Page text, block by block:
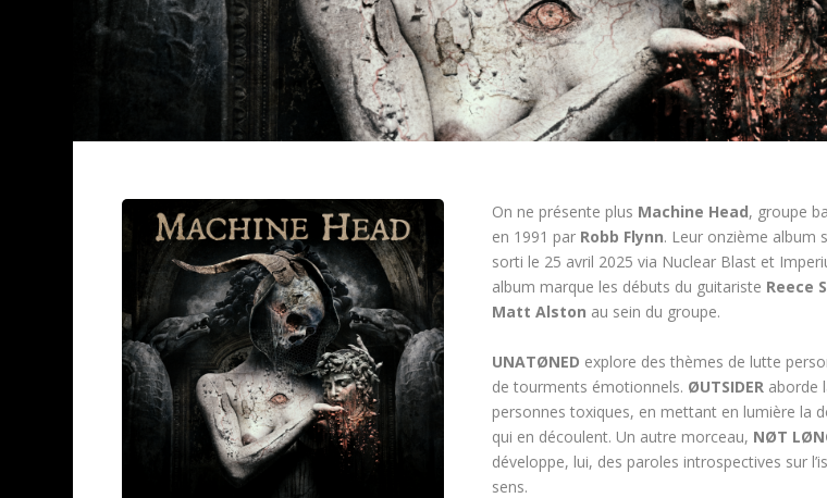
On ne présente plus Machine Head, groupe
en 1991 par Robb Flynn. Leur onzième album
sorti le 25 avril 2025 via Nuclear Blast et
album marque les débuts du guitariste Reece
Matt Alston au sein du groupe.
UNATØNED explore des thèmes de lutte
de tourments émotionnels. ØUTSIDER aborde
personnes toxiques, en mettant en lumière la
qui en découlent. Un autre morceau, NØT
développe, lui, des paroles introspectives sur
sens.